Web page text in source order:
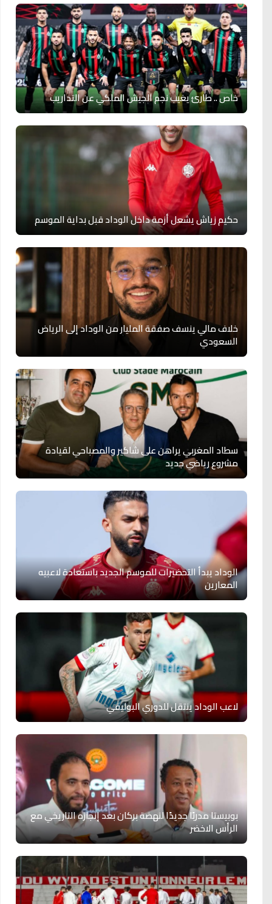
خاص .. طارئ يغيب نجم الجيش الملكي عن التداريب
حكيم زياش يشعل أزمة داخل الوداد قبل بداية الموسم
خلاف مالي ينسف صفقة المليار من الوداد إلى الرياض
السعودي
سطاد المغربي يراهن على شاكير والمصباحي لقيادة
مشروع رياضي جديد
الوداد يبدأ التحضيرات للموسم الجديد باستعادة لاعبيه
المعارين
لاعب الوداد ينتقل للدوري البوليفي
بوبيستا مدربًا جديدًا لنهضة بركان بعد إنجازه التاريخي مع
الرأس الاخضر